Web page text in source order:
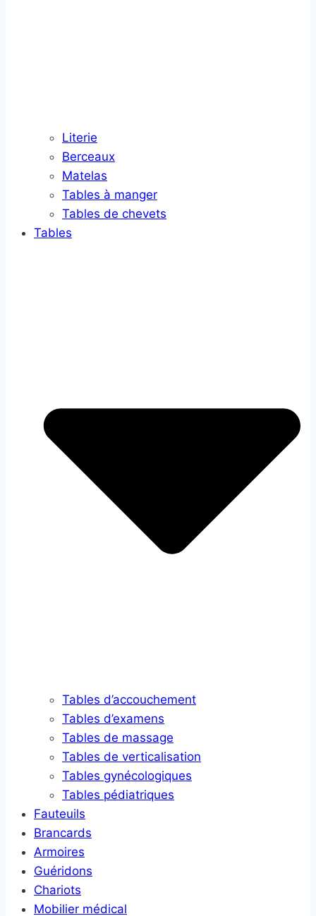
Literie
Berceaux
Matelas
Tables à manger
Tables de chevets
Tables
Tables d’accouchement
Tables d’examens
Tables de massage
Tables de verticalisation
Tables gynécologiques
Tables pédiatriques
Fauteuils
Brancards
Armoires
Guéridons
Chariots
Mobilier médical